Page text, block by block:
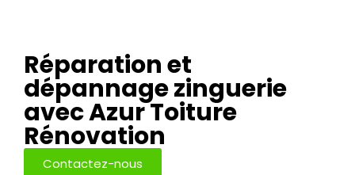
Réparation et
dépannage zinguerie
avec Azur Toiture
Rénovation
Contactez-nous